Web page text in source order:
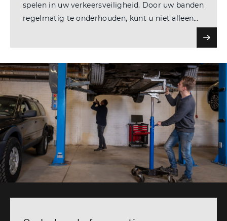
spelen in uw verkeersveiligheid. Door uw banden
regelmatig te onderhouden, kunt u niet alleen